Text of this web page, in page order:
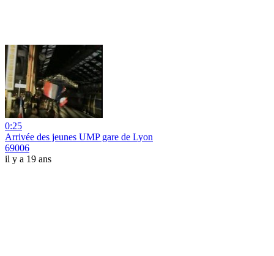
0:25
Arrivée des jeunes UMP gare de Lyon
69006
il y a 19 ans